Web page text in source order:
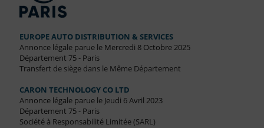
EUROPE AUTO DISTRIBUTION & SERVICES
Annonce légale parue le Mercredi 8 Octobre 2025
Département 75 - Paris
Transfert de siège dans le Même Département
CARON TECHNOLOGY CO LTD
Annonce légale parue le Jeudi 6 Avril 2023
Département 75 - Paris
Société à Responsabilité Limitée (SARL)